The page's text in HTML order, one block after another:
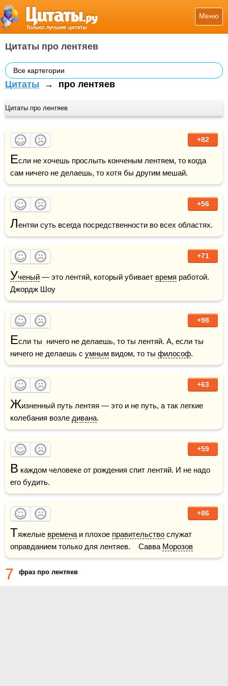
Меню
Цитаты про лентяев
Все картегории
Цитаты → про лентяев
Цитаты про лентяев
+82
Если не хочешь прослыть конченым лентяем, то когда
сам ничего не делаешь, то хотя бы другим мешай.
+56
Лентяи суть всегда посредственности во всех обла­стях.
+71
Ученый — это лентяй, который убивает время работой.
Джордж Шоу
+98
Если ты  ничего не делаешь, то ты лентяй. А, если ты
ничего не делаешь с умным видом, то ты философ.
+63
Жизненный путь лентяя — это и не путь, а так легкие
колебания возле дивана.
+59
В каждом человеке от рождения спит лентяй. И не надо
его будить.
+86
Тяжелые времена и плохое правительство служат
оправданием только для лентяев.    Савва Морозов
7 фраз про лентяев